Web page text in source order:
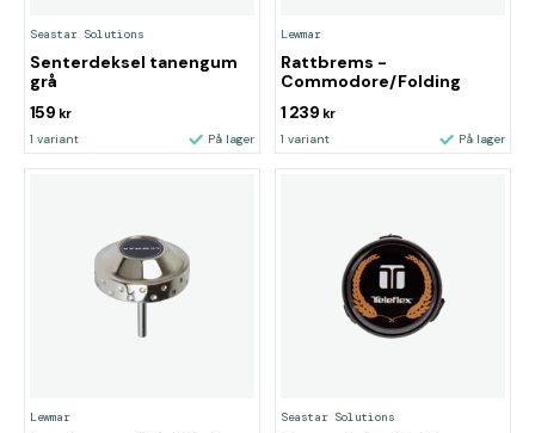
Seastar Solutions
Senterdeksel tanengum
grå
159 kr
1 variant På lager
Lewmar
Rattbrems -
Commodore/Folding
1 239 kr
1 variant På lager
Lewmar Seastar Solutions